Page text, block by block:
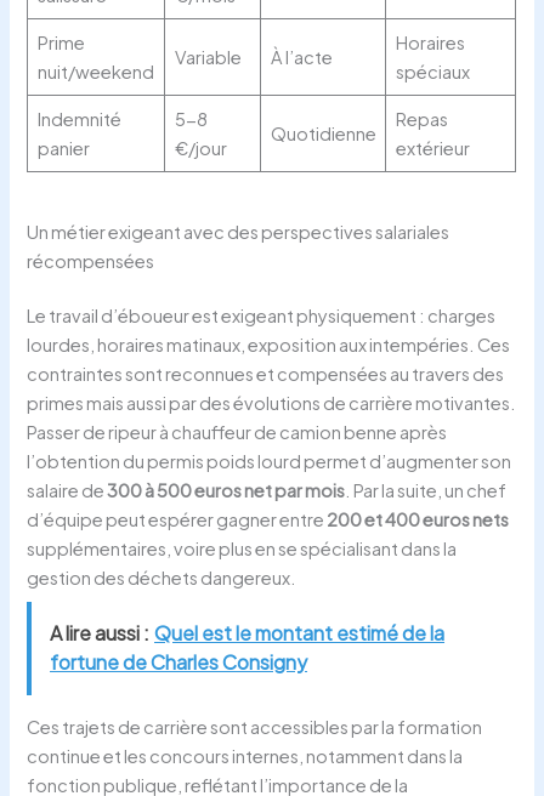
Prime
nuit/weekend
Variable À l’acte
Horaires
spéciaux
Indemnité
panier
5-8
€/jour
Quotidienne
Repas
extérieur
Un métier exigeant avec des perspectives salariales
récompensées
Le travail d’éboueur est exigeant physiquement : charges
lourdes, horaires matinaux, exposition aux intempéries. Ces
contraintes sont reconnues et compensées au travers des
primes mais aussi par des évolutions de carrière motivantes.
Passer de ripeur à chauffeur de camion benne après
l’obtention du permis poids lourd permet d’augmenter son
salaire de300 à 500 euros net par mois . Par la suite, un chef
d’équipe peut espérer gagner entre 200 et 400 euros nets
supplémentaires, voire plus en se spécialisant dans la
gestion des déchets dangereux.
A lire aussi : Quel est le montant estimé de la
fortune de Charles Consigny
Ces trajets de carrière sont accessibles par la formation
continue et les concours internes, notamment dans la
fonction publique, reflétant l’importance de la